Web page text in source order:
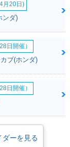
月20日)
ンダ)
日開催）
ブ(ホンダ)
日開催）
ーを見る